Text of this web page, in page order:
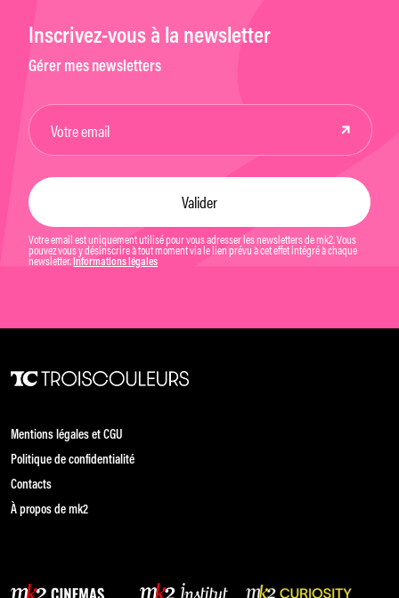
Inscrivez-vous à la newsletter
Gérer mes newsletters
Votre email est uniquement utilisé pour vous adresser les newsletters de mk2. Vous
pouvez vous y désinscrire à tout moment via le lien prévu à cet effet intégré à chaque
newsletter. Informations légales
Mentions légales et CGU
Politique de confidentialité
Contacts
À propos de mk2